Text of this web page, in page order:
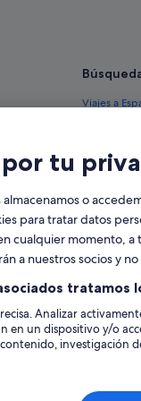
Comunidad Valenciana
de Valencia
Valenciana
Viajes a
Alquileres
Vuelos
Alquiler de
tu
almacenamos o
para tratar datos
cualquier momento,
a nuestros socios y
tratamos
Analizar
en un dispositivo y/o
investigación